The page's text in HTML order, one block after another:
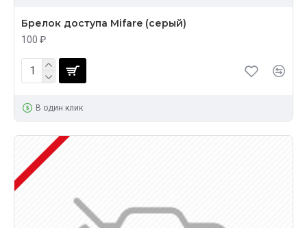
Брелок доступа Mifare (серый)
100 ₽
В один клик